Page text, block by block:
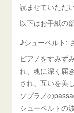
読ませていただ
以下はお手紙の
♪シューベルト:
ピアノをすみず
れ、魂に深く届
され、互いを美
ソプラノの
シューベルトの